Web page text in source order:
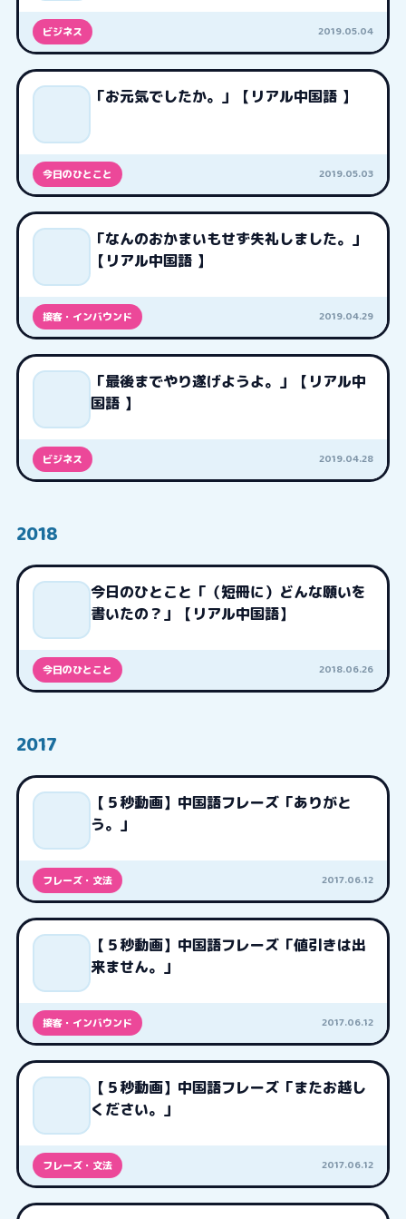
ビジネス 2019.05.04
「お元気でしたか。」【リアル中国語 】
今日のひとこと 2019.05.03
「なんのおかまいもせず失礼しました。」
【リアル中国語 】
接客・インバウンド 2019.04.29
「最後までやり遂げようよ。」【リアル中
国語 】
ビジネス 2019.04.28
2018
今日のひとこと「（短冊に）どんな願いを
書いたの？」【リアル中国語】
今日のひとこと 2018.06.26
2017
【５秒動画】中国語フレーズ「ありがと
う。」
フレーズ・文法 2017.06.12
【５秒動画】中国語フレーズ「値引きは出
来ません。」
接客・インバウンド 2017.06.12
【５秒動画】中国語フレーズ「またお越し
ください。」
フレーズ・文法 2017.06.12